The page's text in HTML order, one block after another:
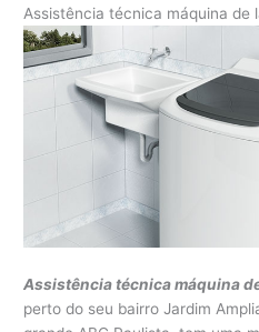
Assistência técnica máquina de
Assistência técnica máquina
perto do seu bairro Jardim